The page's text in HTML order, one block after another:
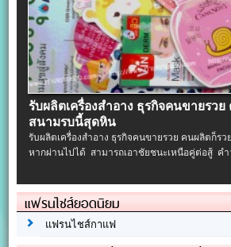
รับผลิตเครื่องสําอาง ธุรกิจคนขายรว
สนามรบนี้สุดหิน
รับผลิตเครื่องสําอาง ธุรกิจคนขายรวย คนผลิตก็ร
หากผ่านไปได้ สามารถเอาชัยชนะเหนือคู่ต่อสู้ คำ
แฟรนไชส์ยอดนิยม
แฟรนไชส์กาแฟ